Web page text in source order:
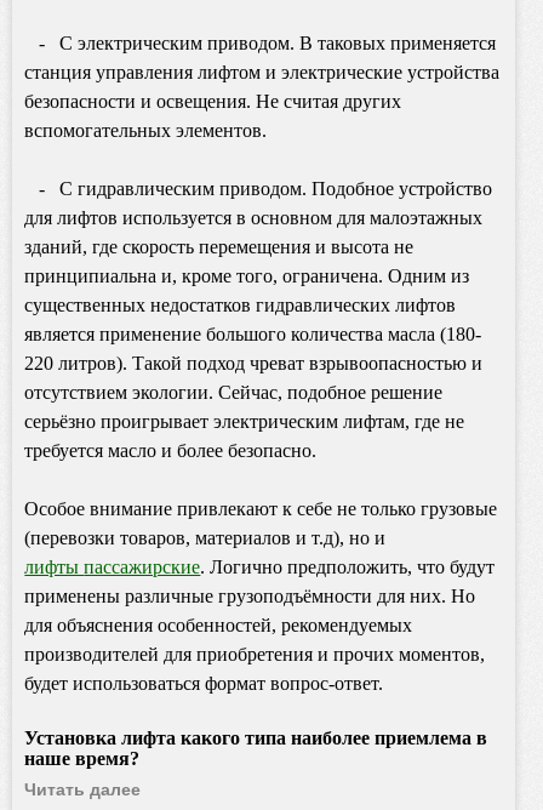
- С электрическим приводом. В таковых применяется
станция управления лифтом и электрические устройства
безопасности и освещения. Не считая других
вспомогательных элементов.
-С гидравлическим приводом. Подобное устройство
для лифтов используется в основном для малоэтажных
зданий, где скорость перемещения и высота не
принципиальна и, кроме того, ограничена. Одним из
существенных недостатков гидравлических лифтов
является применение большого количества масла (180-
220 литров). Такой подход чреват взрывоопасностью и
отсутствием экологии. Сейчас, подобное решение
серьёзно проигрывает электрическим лифтам, где не
требуется масло и более безопасно.
Особое внимание привлекают к себе не только грузовые
(перевозки товаров, материалов и т.д), но и
лифтыпассажирские. Логично предположить, что будут
применены различные грузоподъёмности для них. Но
для объяснения особенностей, рекомендуемых
производителей для приобретения и прочих моментов,
будет использоваться формат вопрос-ответ.
Установка лифтакакого типа наиболее приемлема в
наше время?
Читать далее